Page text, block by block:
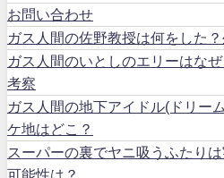
お問い合わせ
ガス人間の佐野教授は何をした
ガス人間のいとしのエリーはな
考察
ガス人間の地下アイドル(ドリー
ケ地はどこ？
スーパーの裏でヤニ吸うふたり
可能性は？